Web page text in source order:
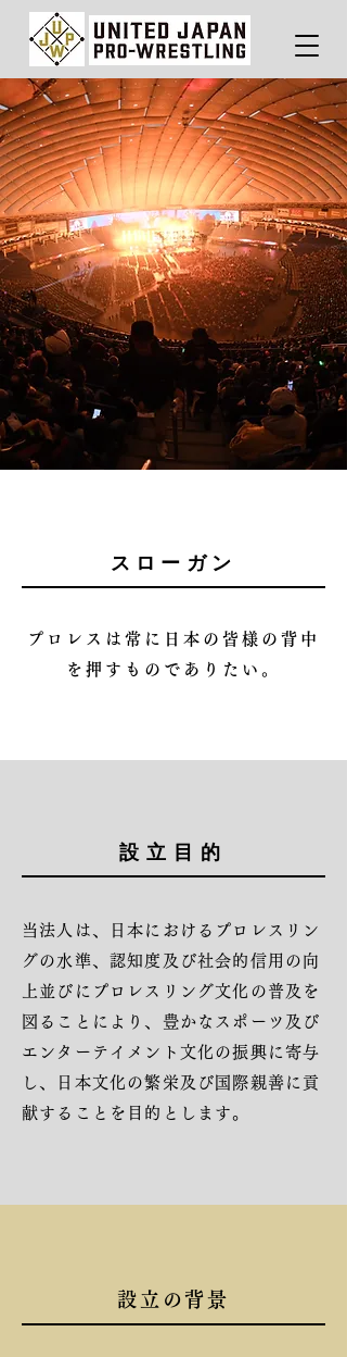
スローガン
プロレスは常に日本の皆様の背中
を押すものでありたい。
設立目的
当法人は、日本におけるプロレスリン
グの水準、認知度及び社会的信用の向
上並びにプロレスリング文化の普及を
図ることにより、豊かなスポーツ及び
エンターテイメント文化の振興に寄与
し、日本文化の繁栄及び国際親善に貢
献することを目的とします 。
設立の背景